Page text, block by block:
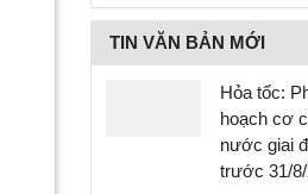
TIN VĂN BẢN MỚI
Hỏa tốc:
hoạch cơ
nước giai
trước 31/